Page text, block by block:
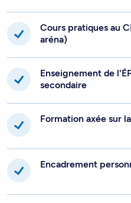
Cours pratiques au
aréna)
Enseignement de
secondaire
Formation axée sur
Encadrement